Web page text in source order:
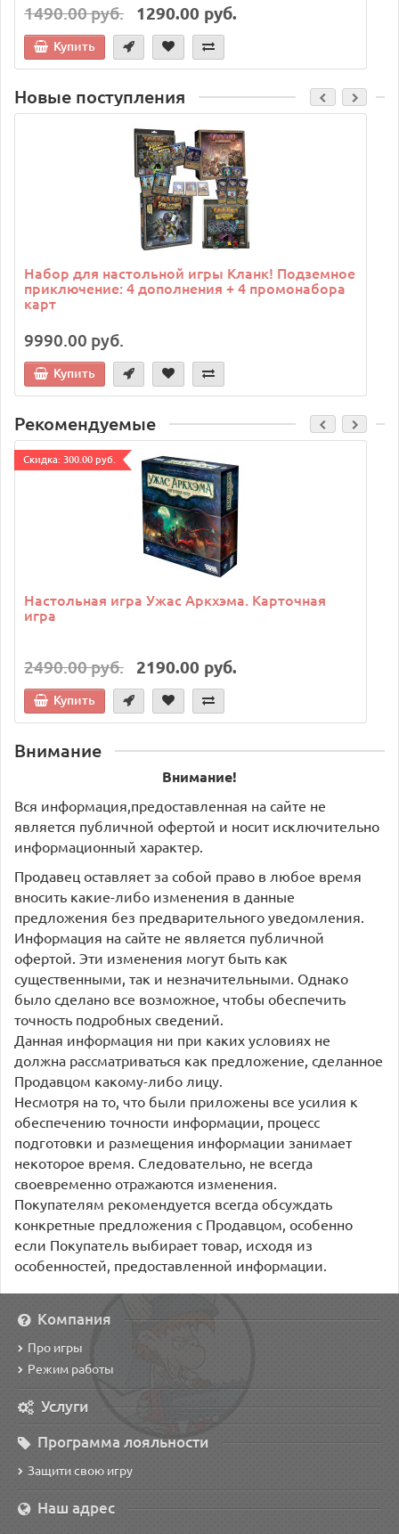
1490.00 руб. 1290.00 руб.
Купить
Новые поступления
Набор для настольной игры Кланк! Подземное
приключение: 4 дополнения + 4 промонабора
карт
9990.00 руб.
Купить
Рекомендуемые
Cкидка: 300.00 руб.
Настольная игра Ужас Аркхэма. Карточная
игра
2490.00 руб. 2190.00 руб.
Купить
Внимание
Внимание!
Вся информация,предоставленная на сайте не
является публичной офертой и носит исключительно
информационный характер.
Продавец оставляет за собой право в любое время
вносить какие-либо изменения в данные
предложения без предварительного уведомления.
Информация на сайте не является публичной
офертой. Эти изменения могут быть как
существенными, так и незначительными. Однако
было сделано все возможное, чтобы обеспечить
точность подробных сведений.
Данная информация ни при каких условиях не
должна рассматриваться как предложение, сделанное
Продавцом какому-либо лицу.
Несмотря на то, что были приложены все усилия к
обеспечению точности информации, процесс
подготовки и размещения информации занимает
некоторое время. Следовательно, не всегда
своевременно отражаются изменения.
Покупателям рекомендуется всегда обсуждать
конкретные предложения с Продавцом, особенно
если Покупатель выбирает товар, исходя из
особенностей, предоставленной информации.
Компания
Про игры
Режим работы
Услуги
Программа лояльности
Защити свою игру
Наш адрес